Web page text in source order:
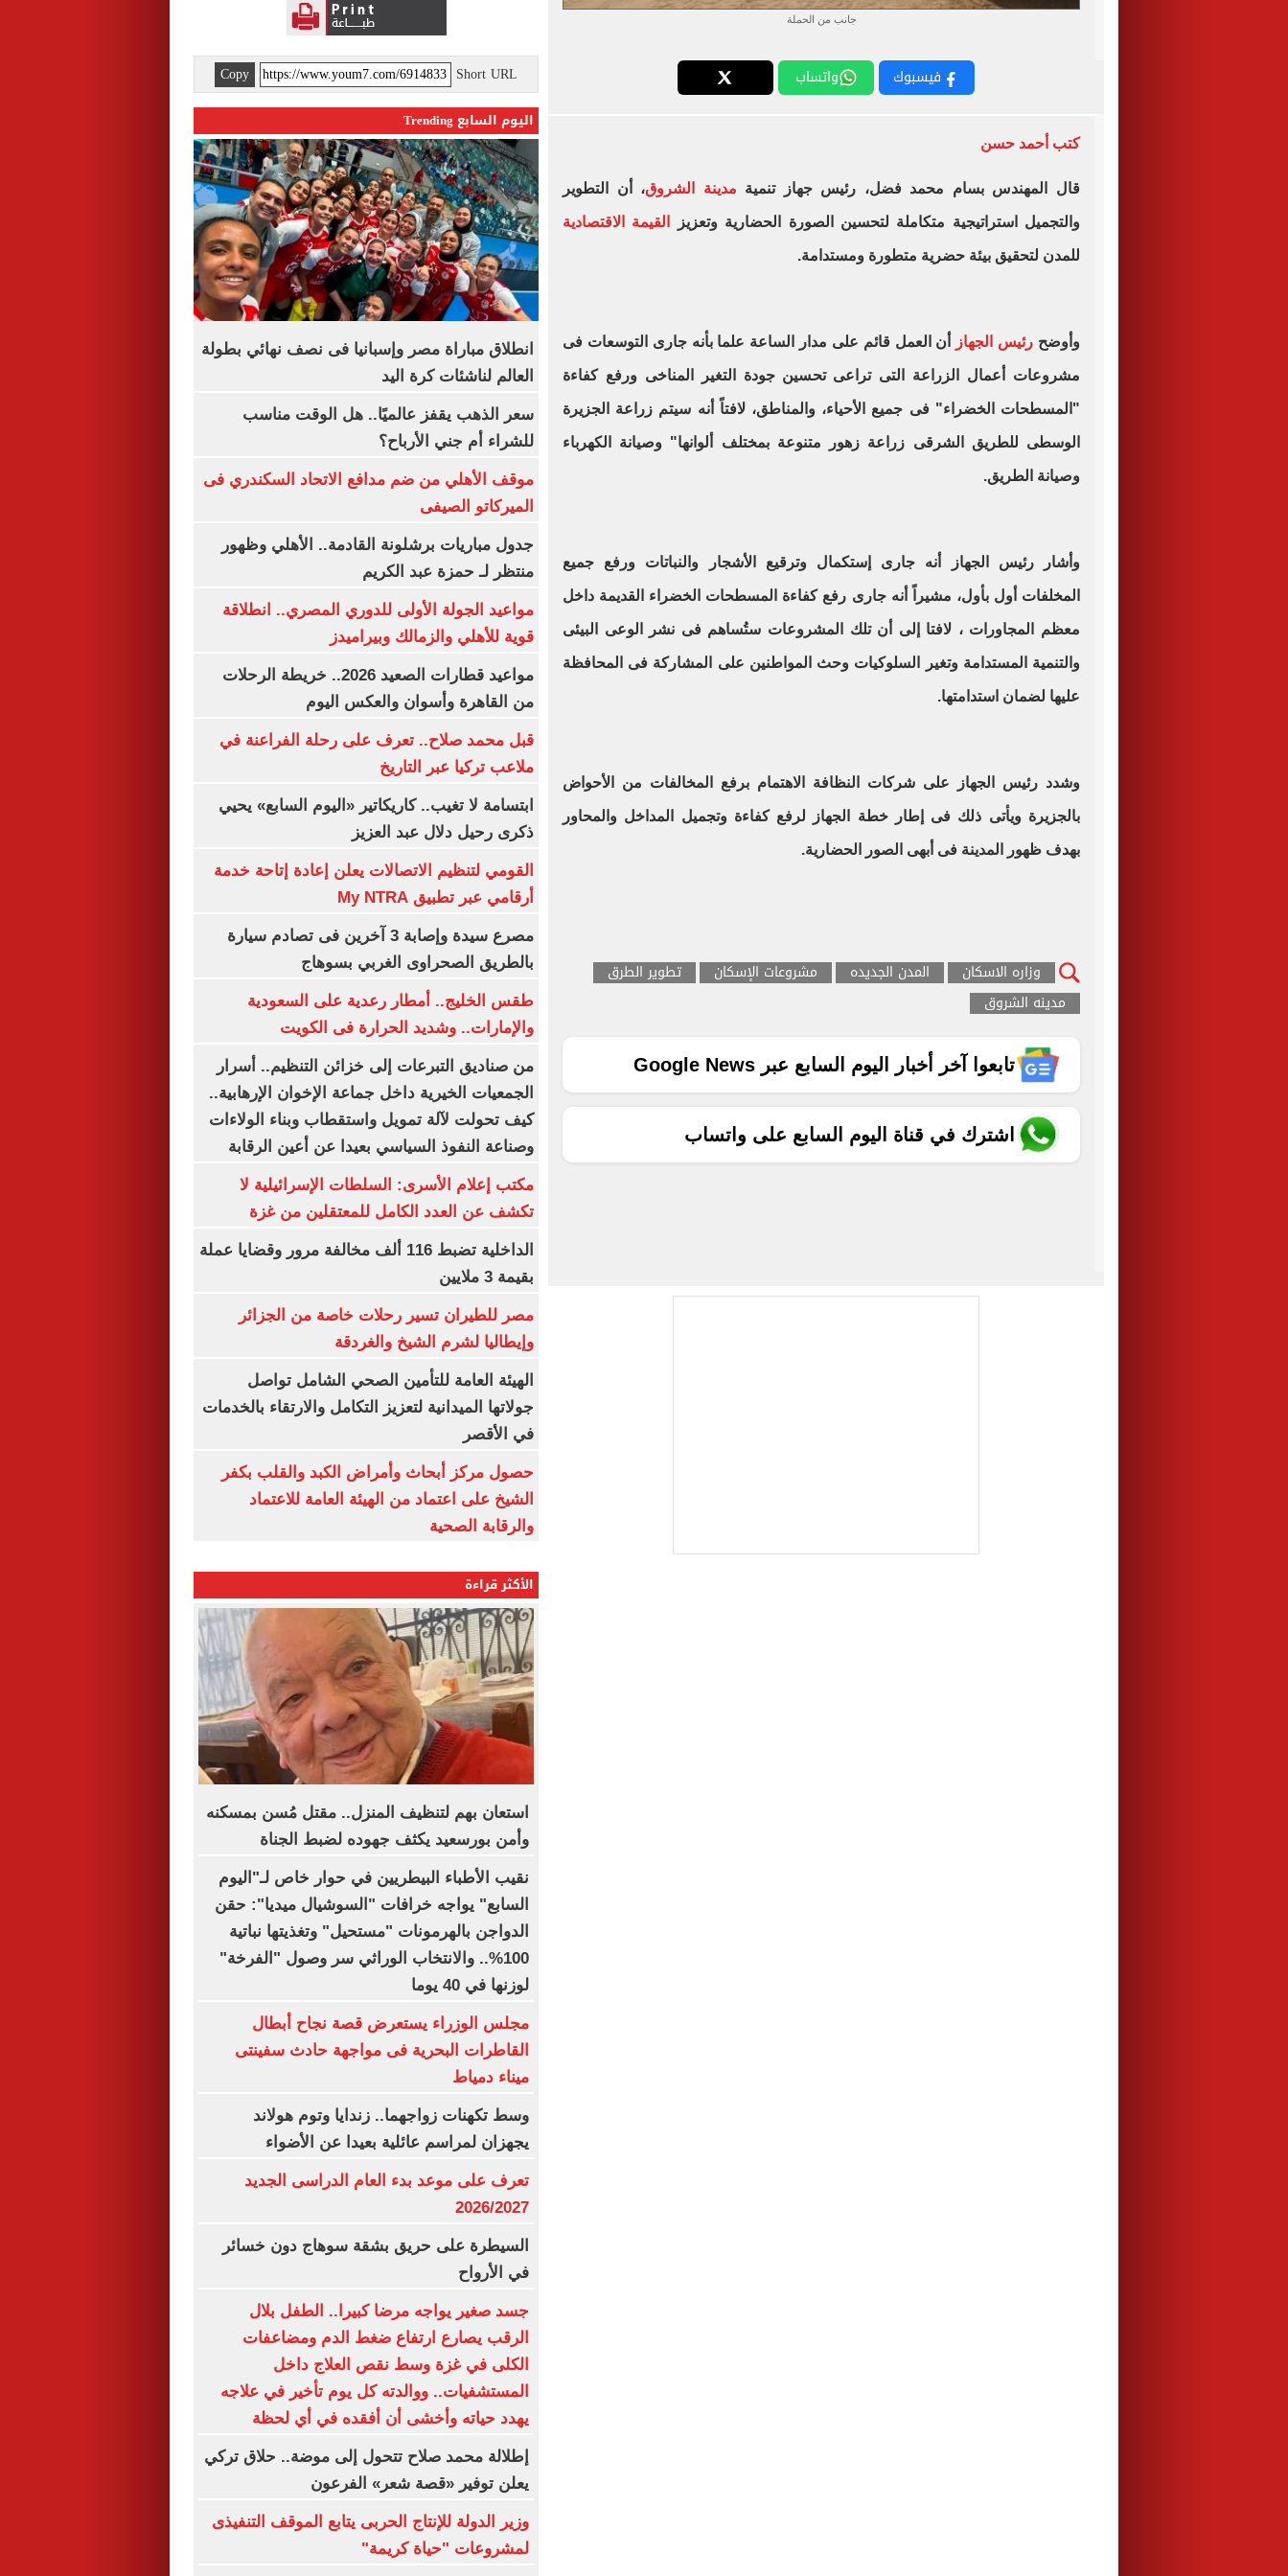
جانب من الحملة
فيسبوك واتساب
كتب أحمد حسن
قال المهندس بسام محمد فضل، رئيس جهاز تنمية مدينة الشروق، أن التطوير
والتجميل استراتيجية متكاملة لتحسين الصورة الحضارية وتعزيز القيمة الاقتصادية
للمدن لتحقيق بيئة حضرية متطورة ومستدامة.
وأوضح رئيس الجهاز أن العمل قائم على مدار الساعة علما بأنه جارى التوسعات فى
مشروعات أعمال الزراعة التى تراعى تحسين جودة التغير المناخى ورفع كفاءة
"المسطحات الخضراء" فى جميع الأحياء، والمناطق، لافتاً أنه سيتم زراعة الجزيرة
الوسطى للطريق الشرقى زراعة زهور متنوعة بمختلف ألوانها" وصيانة الكهرباء
وصيانة الطريق.
وأشار رئيس الجهاز أنه جارى إستكمال وترقيع الأشجار والنباتات ورفع جميع
المخلفات أول بأول، مشيراً أنه جارى رفع كفاءة المسطحات الخضراء القديمة داخل
معظم المجاورات ، لافتا إلى أن تلك المشروعات ستُساهم فى نشر الوعى البيئى
والتنمية المستدامة وتغير السلوكيات وحث المواطنين على المشاركة فى المحافظة
عليها لضمان استدامتها.
وشدد رئيس الجهاز على شركات النظافة الاهتمام برفع المخالفات من الأحواض
بالجزيرة ويأتى ذلك فى إطار خطة الجهاز لرفع كفاءة وتجميل المداخل والمحاور
بهدف ظهور المدينة فى أبهى الصور الحضارية.
وزاره الاسكان المدن الجديده مشروعات الإسكان
تطوير الطرق
مدينه الشروق
تابعوا آخر أخبار اليوم السابع عبر Google News
اشترك في قناة اليوم السابع على واتساب
Short URL
Copy
اليوم السابع Trending
انطلاق مباراة مصر وإسبانيا فى نصف نهائي بطولة
العالم لناشئات كرة اليد
سعر الذهب يقفز عالميًا.. هل الوقت مناسب
للشراء أم جني الأرباح؟
موقف الأهلي من ضم مدافع الاتحاد السكندري فى
الميركاتو الصيفى
جدول مباريات برشلونة القادمة.. الأهلي وظهور
منتظر لـ حمزة عبد الكريم
مواعيد الجولة الأولى للدوري المصري.. انطلاقة
قوية للأهلي والزمالك وبيراميدز
مواعيد قطارات الصعيد 2026.. خريطة الرحلات
من القاهرة وأسوان والعكس اليوم
قبل محمد صلاح.. تعرف على رحلة الفراعنة في
ملاعب تركيا عبر التاريخ
ابتسامة لا تغيب.. كاريكاتير «اليوم السابع» يحيي
ذكرى رحيل دلال عبد العزيز
القومي لتنظيم الاتصالات يعلن إعادة إتاحة خدمة
أرقامي عبر تطبيق My NTRA
مصرع سيدة وإصابة 3 آخرين فى تصادم سيارة
بالطريق الصحراوى الغربي بسوهاج
طقس الخليج.. أمطار رعدية على السعودية
والإمارات.. وشديد الحرارة فى الكويت
من صناديق التبرعات إلى خزائن التنظيم.. أسرار
الجمعيات الخيرية داخل جماعة الإخوان الإرهابية..
كيف تحولت لآلة تمويل واستقطاب وبناء الولاءات
وصناعة النفوذ السياسي بعيدا عن أعين الرقابة
مكتب إعلام الأسرى: السلطات الإسرائيلية لا
تكشف عن العدد الكامل للمعتقلين من غزة
الداخلية تضبط 116 ألف مخالفة مرور وقضايا عملة
بقيمة 3 ملايين
مصر للطيران تسير رحلات خاصة من الجزائر
وإيطاليا لشرم الشيخ والغردقة
الهيئة العامة للتأمين الصحي الشامل تواصل
جولاتها الميدانية لتعزيز التكامل والارتقاء بالخدمات
في الأقصر
حصول مركز أبحاث وأمراض الكبد والقلب بكفر
الشيخ على اعتماد من الهيئة العامة للاعتماد
والرقابة الصحية
الأكثر قراءة
استعان بهم لتنظيف المنزل.. مقتل مُسن بمسكنه
وأمن بورسعيد يكثف جهوده لضبط الجناة
نقيب الأطباء البيطريين في حوار خاص لـ"اليوم
السابع" يواجه خرافات "السوشيال ميديا": حقن
الدواجن بالهرمونات "مستحيل" وتغذيتها نباتية
100%.. والانتخاب الوراثي سر وصول "الفرخة"
لوزنها في 40 يوما
مجلس الوزراء يستعرض قصة نجاح أبطال
القاطرات البحرية فى مواجهة حادث سفينتى
ميناء دمياط
وسط تكهنات زواجهما.. زندايا وتوم هولاند
يجهزان لمراسم عائلية بعيدا عن الأضواء
تعرف على موعد بدء العام الدراسى الجديد
2026/2027
السيطرة على حريق بشقة سوهاج دون خسائر
في الأرواح
جسد صغير يواجه مرضا كبيرا.. الطفل بلال
الرقب يصارع ارتفاع ضغط الدم ومضاعفات
الكلى في غزة وسط نقص العلاج داخل
المستشفيات.. ووالدته كل يوم تأخير في علاجه
يهدد حياته وأخشى أن أفقده في أي لحظة
إطلالة محمد صلاح تتحول إلى موضة.. حلاق تركي
يعلن توفير «قصة شعر» الفرعون
وزير الدولة للإنتاج الحربى يتابع الموقف التنفيذى
لمشروعات "حياة كريمة"